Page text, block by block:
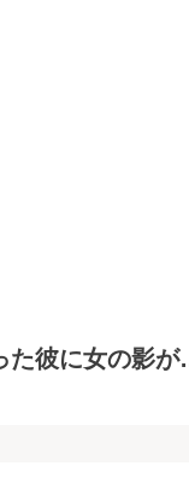
た彼に女の影